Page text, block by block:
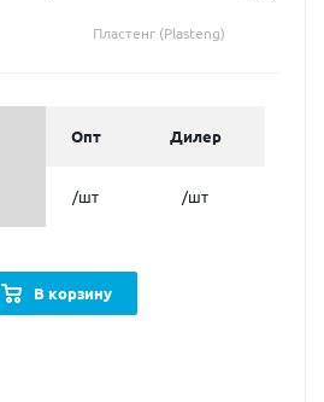
Пластенг (Plasteng)
Опт Дилер
/шт /шт
В корзину